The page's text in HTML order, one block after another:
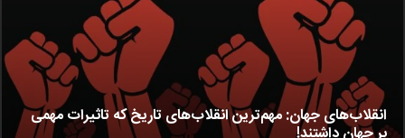
انقلاب‌های جهان: مهم‌ترین انقلاب‌های تاریخ که تاثیرات مهمی